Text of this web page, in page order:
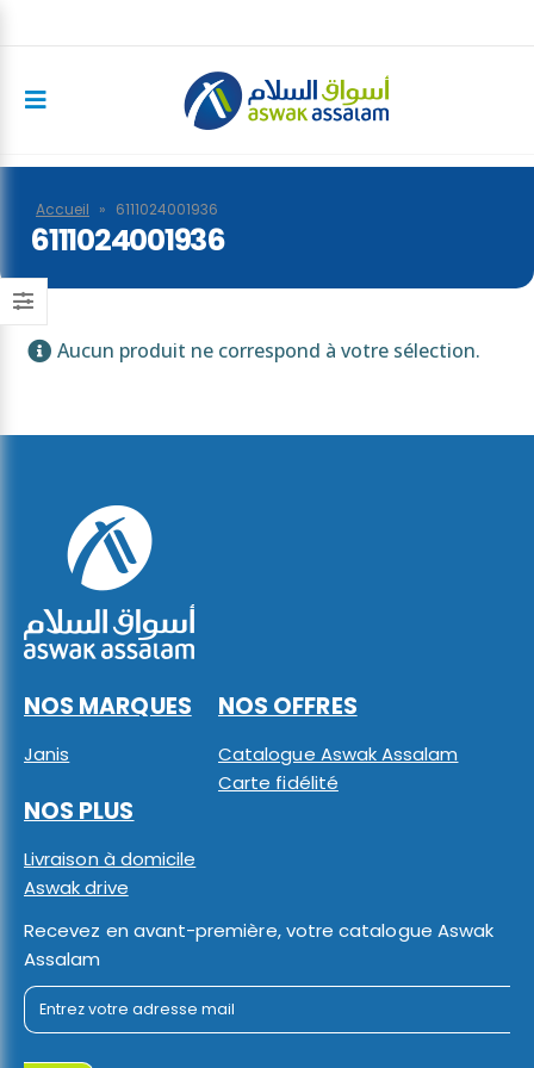
Accueil » 6111024001936
6111024001936
Aucun produit ne correspond à votre sélection.
NOS MARQUES
Janis
NOS OFFRES
Catalogue Aswak Assalam
Carte fidélité
NOS PLUS
Livraison à domicile
Aswak drive
Recevez en avant-première, votre catalogue Aswak
Assalam